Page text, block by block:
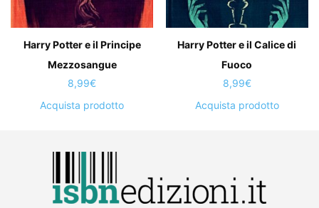
Harry Potter e il Principe
Mezzosangue
8,99€
Acquista prodotto
Harry Potter e il Calice di
Fuoco
8,99€
Acquista prodotto